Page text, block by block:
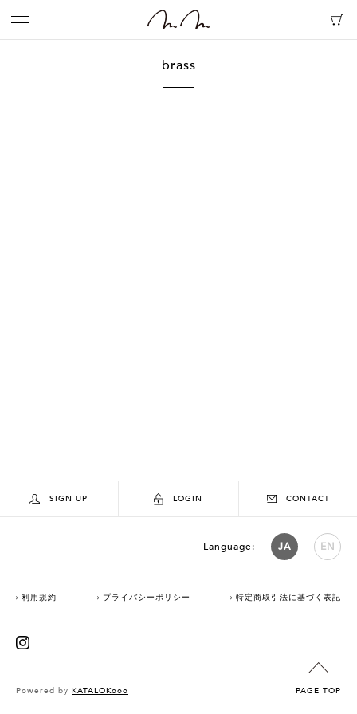
brass
SIGN UP LOGIN CONTACT
Language: JA EN
利用規約 プライバシーポリシー 特定商取引法に基づく表記
Powered by KATALOKooo PAGE TOP